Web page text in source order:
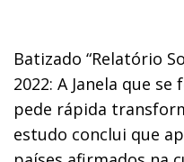
Batizado “Relatório
2022: A Janela que se
pede rápida
estudo conclui que